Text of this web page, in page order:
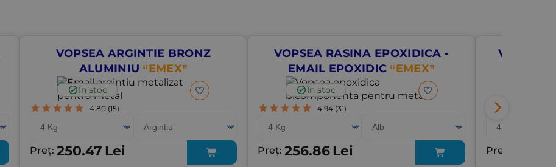
VOPSEA ARGINTIE BRONZ
ALUMINIU “EMEX”
În stoc
4.80(15)
Preț: 250.47 Lei
VOPSEA RASINA EPOXIDICA -
EMAIL EPOXIDIC “EMEX”
În stoc
4.94 (31)
Preț:256.86 Lei
VOPSEA
Preț: